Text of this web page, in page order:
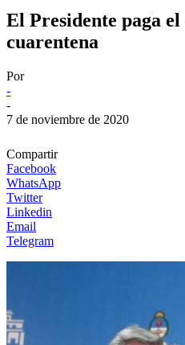
El Presidente paga
cuarentena
Por
-
-
7 de noviembre de 2020
Compartir
Facebook
WhatsApp
Twitter
Linkedin
Email
Telegram